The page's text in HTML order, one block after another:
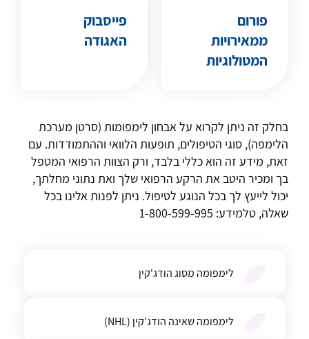
בחלק זה ניתן לקרוא על אבחון לימפומות (סרטן מערכת
הלימפה), סוגי הטיפולים, תופעות הלוואי וההתמודדות. עם
זאת, מידע זה הוא כללי בלבד, ורק הצוות הרפואי המטפל
בך ומכיר היטב את הרקע הרפואי שלך ואת נתוני מחלתך,
יכול לייעץ לך בכל הנוגע לטיפול. ניתן לפנות אלינו בכל
שאלה, טלמידע: 1-800-599-995
פורום
ממאירויות
המטולוגיות
פייסבוק
האגודה
לימפומה מסוג הודג'קין
לימפומה שאינה הודג'קין (NHL)